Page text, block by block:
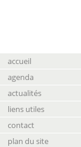
accueil
agenda
actualités
liens utiles
contact
plan du site